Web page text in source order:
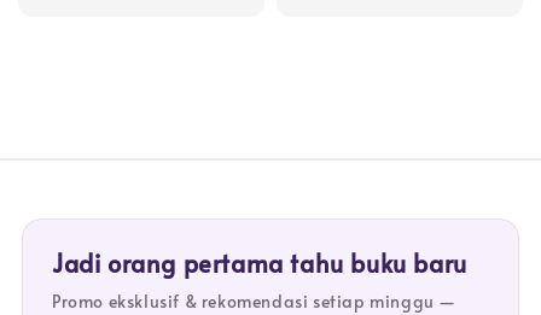
Jadi orang pertama tahu buku baru
Promo eksklusif & rekomendasi setiap minggu —